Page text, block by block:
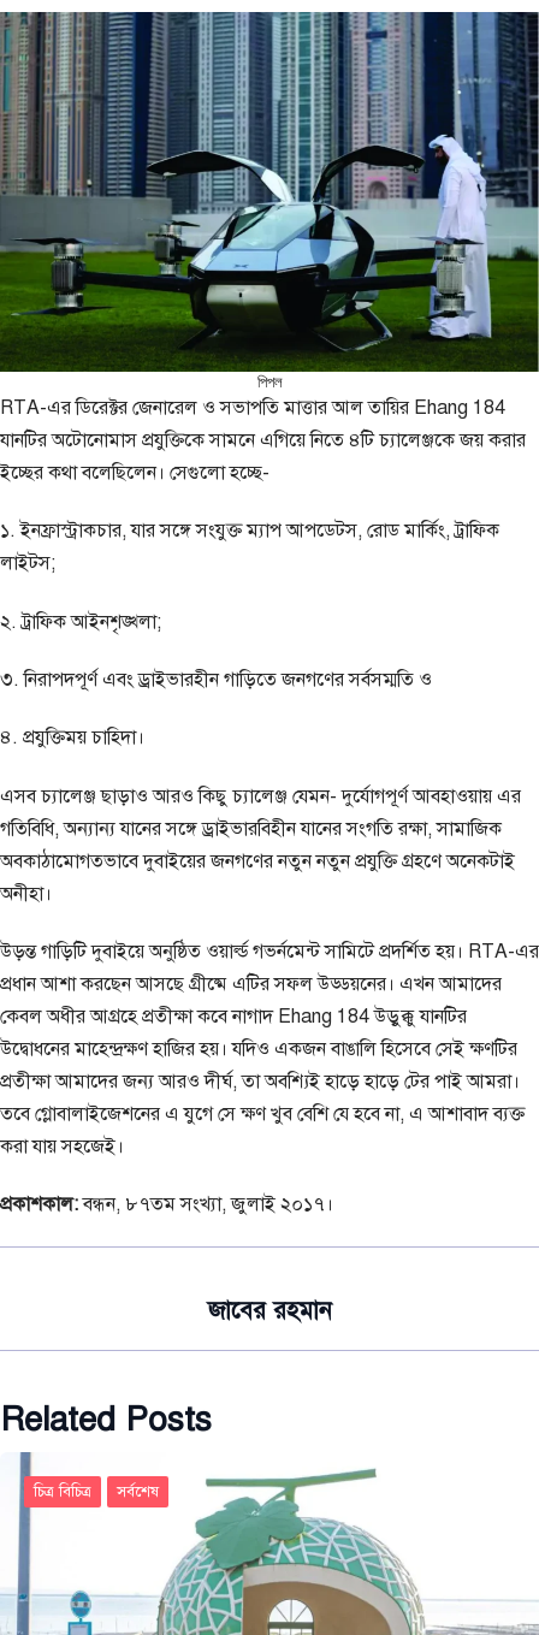
পিপল
RTA-এর ডিরেক্টর জেনারেল ও সভাপতি মাত্তার আল তায়ির Ehang 184
যানটির অটোনোমাস প্রযুক্তিকে সামনে এগিয়ে নিতে ৪টি চ্যালেঞ্জকে জয় করার
ইচ্ছের কথা বলেছিলেন। সেগুলো হচ্ছে-
১. ইনফ্রাস্ট্রাকচার, যার সঙ্গে সংযুক্ত ম্যাপ আপডেটস, রোড মার্কিং, ট্রাফিক
লাইটস;
২. ট্রাফিক আইনশৃঙ্খলা;
৩. নিরাপদপূর্ণ এবং ড্রাইভারহীন গাড়িতে জনগণের সর্বসম্মতি ও
৪. প্রযুক্তিময় চাহিদা।
এসব চ্যালেঞ্জ ছাড়াও আরও কিছু চ্যালেঞ্জ যেমন- দুর্যোগপূর্ণ আবহাওয়ায় এর
গতিবিধি, অন্যান্য যানের সঙ্গে ড্রাইভারবিহীন যানের সংগতি রক্ষা, সামাজিক
অবকাঠামোগতভাবে দুবাইয়ের জনগণের নতুন নতুন প্রযুক্তি গ্রহণে অনেকটাই
অনীহা।
উড়ন্ত গাড়িটি দুবাইয়ে অনুষ্ঠিত ওয়ার্ল্ড গভর্নমেন্ট সামিটে প্রদর্শিত হয়। RTA-এর
প্রধান আশা করছেন আসছে গ্রীষ্মে এটির সফল উড্ডয়নের। এখন আমাদের
কেবল অধীর আগ্রহে প্রতীক্ষা কবে নাগাদ Ehang 184 উড়ুক্কু যানটির
উদ্বোধনের মাহেন্দ্রক্ষণ হাজির হয়। যদিও একজন বাঙালি হিসেবে সেই ক্ষণটির
প্রতীক্ষা আমাদের জন্য আরও দীর্ঘ, তা অবশ্যিই হাড়ে হাড়ে টের পাই আমরা।
তবে গ্লোবালাইজেশনের এ যুগে সে ক্ষণ খুব বেশি যে হবে না, এ আশাবাদ ব্যক্ত
করা যায় সহজেই।
প্রকাশকাল:বন্ধন, ৮৭তম সংখ্যা, জুলাই ২০১৭।
জাবের রহমান
Related Posts
চিত্র বিচিত্র সর্বশেষ